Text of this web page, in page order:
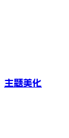
主题美化